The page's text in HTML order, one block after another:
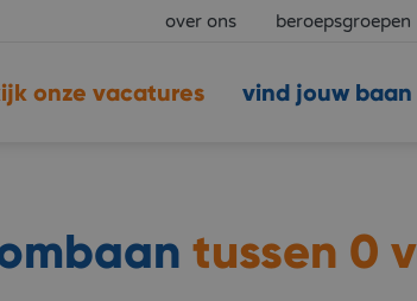
over ons beroepsgroepen
vind jouw baan
onze vacatures
tussen 0